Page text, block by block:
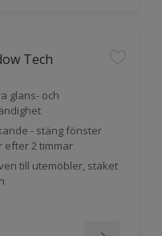
Tech
glans- och
- stäng fönster
efter 2 timmar
till utemöbler, staket